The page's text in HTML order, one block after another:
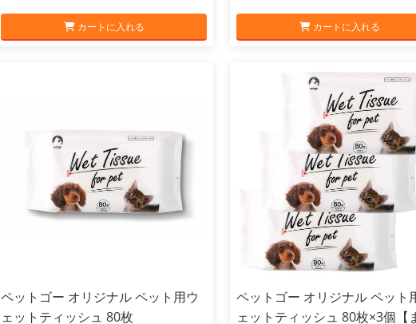
カートに入れる カートに入れる
ペットゴー オリジナル ペット用ウ
ェットティッシュ 80枚
ペットゴー オリジナル ペット
ェットティッシュ 80枚×3個【